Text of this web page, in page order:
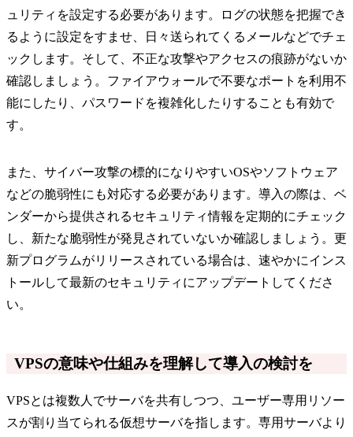
ュリティを設定する必要があります。ログの状態を把握でき
るように設定をすませ、日々送られてくるメールなどでチェ
ックします。そして、不正な攻撃やアクセスの痕跡がないか
確認しましょう。ファイアウォールで不要なポートを利用不
能にしたり、パスワードを複雑化したりすることも有効で
す。
また、サイバー攻撃の標的になりやすいOSやソフトウェア
などの脆弱性にも対応する必要があります。導入の際は、ベ
ンダーから提供されるセキュリティ情報を定期的にチェック
し、新たな脆弱性が発見されていないか確認しましょう。更
新プログラムがリリースされている場合は、速やかにインス
トールして最新のセキュリティにアップデートしてくださ
い。
VPSの意味や仕組みを理解して導入の検討を
VPSとは複数人でサーバを共有しつつ、ユーザー専用リソー
スが割り当てられる仮想サーバを指します。専用サーバより